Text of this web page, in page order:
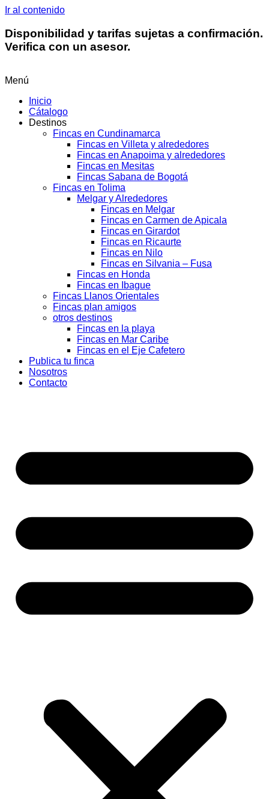
Ir al contenido
Disponibilidad y tarifas sujetas a confirmación.
Verifica con un asesor.
Menú
Inicio
Cátalogo
Destinos
Fincas en Cundinamarca
Fincas en Villeta y alrededores
Fincas en Anapoima y alrededores
Fincas en Mesitas
Fincas Sabana de Bogotá
Fincas en Tolima
Melgar y Alrededores
Fincas en Melgar
Fincas en Carmen de Apicala
Fincas en Girardot
Fincas en Ricaurte
Fincas en Nilo
Fincas en Silvania – Fusa
Fincas en Honda
Fincas en Ibague
Fincas Llanos Orientales
Fincas plan amigos
otros destinos
Fincas en la playa
Fincas en Mar Caribe
Fincas en el Eje Cafetero
Publica tu finca
Nosotros
Contacto